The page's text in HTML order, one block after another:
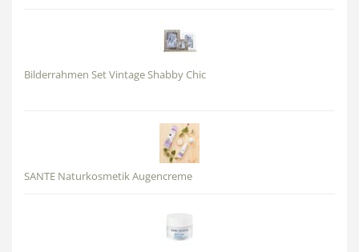
Bilderrahmen Set Vintage Shabby Chic
SANTE Naturkosmetik Augencreme